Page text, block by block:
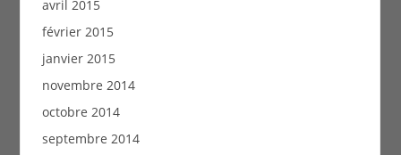
avril 2015
février 2015
janvier 2015
novembre 2014
octobre 2014
septembre 2014